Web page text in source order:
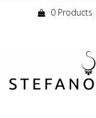
Cart:
0 Products